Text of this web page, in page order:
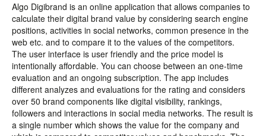
Algo Digibrand is an online application that allows companies to
calculate their digital brand value by considering search engine
positions, activities in social networks, common presence in the
web etc. and to compare it to the values of the competitors.
The user interface is user friendly and the price model is
intentionally affordable. You can choose between an one-time
evaluation and an ongoing subscription. The app includes
different analyzes and evaluations for the rating and considers
over 50 brand components like digital visibility, rankings,
followers and interactions in social media networks. The result is
a single number which shows the value for the company and